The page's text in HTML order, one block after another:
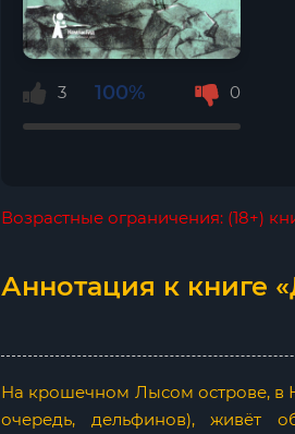
3 100% 0
Возрастные ограничения: (18+)
Аннотация к книге
На крошечном Лысом острове, в
очередь, дельфинов), живёт